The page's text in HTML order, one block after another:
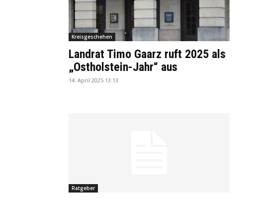
Kreisgeschehen
Landrat Timo Gaarz ruft 2025 als
„Ostholstein-Jahr“ aus
14. April 2025 13:13
Ratgeber